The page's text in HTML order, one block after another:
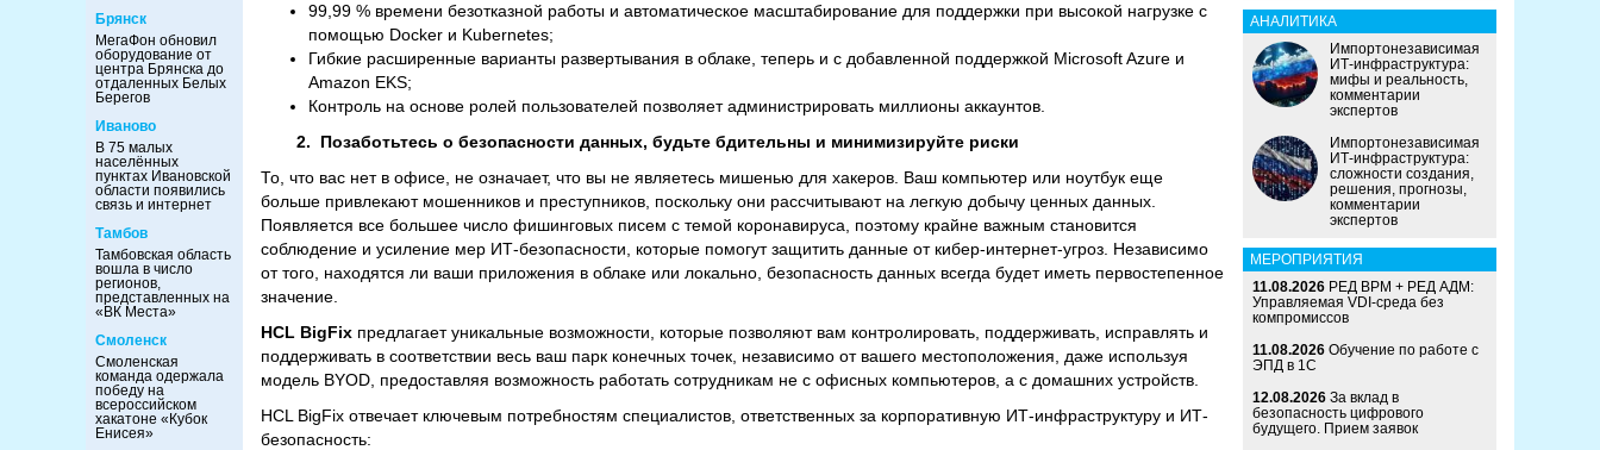
Брянск
МегаФон обновил
оборудование от
центра Брянска до
отдаленных Белых
Берегов
Иваново
В 75 малых
населённых
пунктах Ивановской
области появились
связь и интернет
Тамбов
Тамбовская область
вошла в число
регионов,
представленных на
«ВК Места»
Смоленск
Смоленская
команда одержала
победу на
всероссийском
хакатоне «Кубок
Енисея»
99,99 % времени безотказной работы и автоматическое масштабирование для поддержки при высокой нагрузке с
помощью Docker и Kubernetes;
Гибкие расширенные варианты развертывания в облаке, теперь и с добавленной поддержкой Microsoft Azure и
Amazon EKS;
Контроль на основе ролей пользователей позволяет администрировать миллионы аккаунтов.
2. Позаботьтесь о безопасности данных, будьте бдительны и минимизируйте риски
То, что вас нет в офисе, не означает, что вы не являетесь мишенью для хакеров. Ваш компьютер или ноутбук еще
больше привлекают мошенников и преступников, поскольку они рассчитывают на легкую добычу ценных данных.
Появляется все большее число фишинговых писем с темой коронавируса, поэтому крайне важным становится
соблюдение и усиление мер ИТ-безопасности, которые помогут защитить данные от кибер-интернет-угроз. Независимо
от того, находятся ли ваши приложения в облаке или локально, безопасность данных всегда будет иметь первостепенное
значение.
HCL BigFix предлагает уникальные возможности, которые позволяют вам контролировать, поддерживать, исправлять и
поддерживать в соответствии весь ваш парк конечных точек, независимо от вашего местоположения, даже используя
модель BYOD, предоставляя возможность работать сотрудникам не с офисных компьютеров, а с домашних устройств.
HCL BigFix отвечает ключевым потребностям специалистов, ответственных за корпоративную ИТ-инфраструктуру и ИТ-
безопасность:
АНАЛИТИКА
Импортонезависимая
ИТ-инфраструктура:
мифы и реальность,
комментарии
экспертов
Импортонезависимая
ИТ-инфраструктура:
сложности создания,
решения, прогнозы,
комментарии
экспертов
МЕРОПРИЯТИЯ
11.08.2026 РЕД ВРМ + РЕД АДМ:
Управляемая VDI-среда без
компромиссов
11.08.2026 Обучение по работе с
ЭПД в 1С
12.08.2026 За вклад в
безопасность цифрового
будущего. Прием заявок